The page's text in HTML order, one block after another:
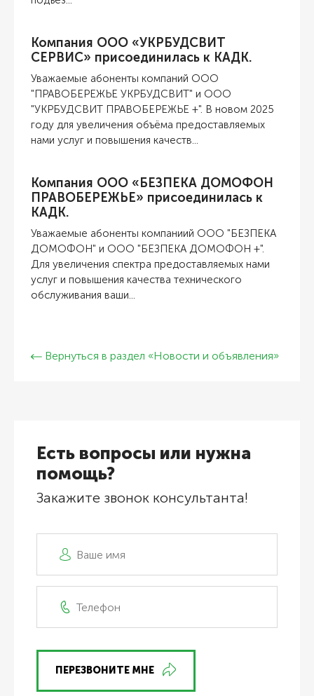
Компания ООО «УКРБУДСВИТ
СЕРВИС» присоединилась к КАДК.
Уважаемые абоненты компаний ООО
"ПРАВОБЕРЕЖЬЕ УКРБУДСВИТ" и ООО
"УКРБУДСВИТ ПРАВОБЕРЕЖЬЕ +". В новом 2025
году для увеличения объёма предоставляемых
нами услуг и повышения качеств...
Компания ООО «БЕЗПЕКА ДОМОФОН
ПРАВОБЕРЕЖЬЕ» присоединилась к
КАДК.
Уважаемые абоненты компаниий ООО "БЕЗПЕКА
ДОМОФОН" и ООО "БЕЗПЕКА ДОМОФОН +".
Для увеличения спектра предоставляемых нами
услуг и повышения качества технического
обслуживания ваши...
Вернуться в раздел «Новости и объявления»
Есть вопросы или нужна
помощь?
Закажите звонок консультанта!
ПЕРЕЗВОНИТЕ МНЕ